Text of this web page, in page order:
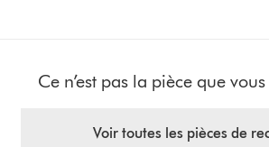
Ce n’est pas la pièce que
Voir toutes les pièces de